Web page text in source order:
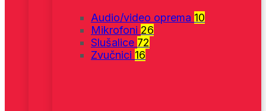
Audio/video oprema 10
Mikrofoni 26
Slušalice 72
Zvučnici 16